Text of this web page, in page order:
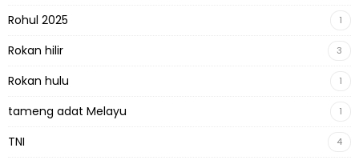
Rohul 2025 1
Rokan hilir 3
Rokan hulu 1
tameng adat Melayu 1
TNI 4